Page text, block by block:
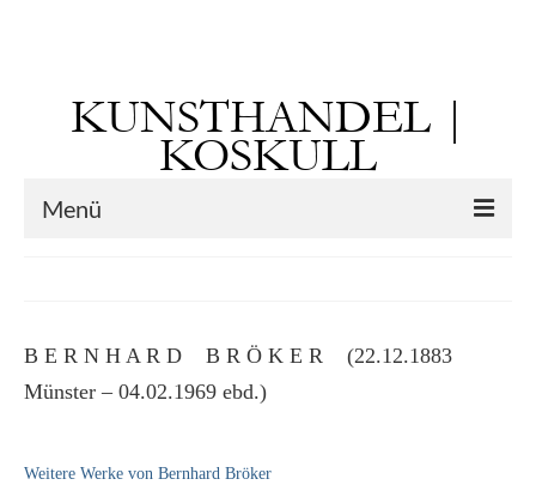
KUNSTHANDEL |
KOSKULL
Menü
B E R N H A R D B R Ö K E R (22.12.1883
Münster – 04.02.1969 ebd.)
Weitere Werke von Bernhard Bröker